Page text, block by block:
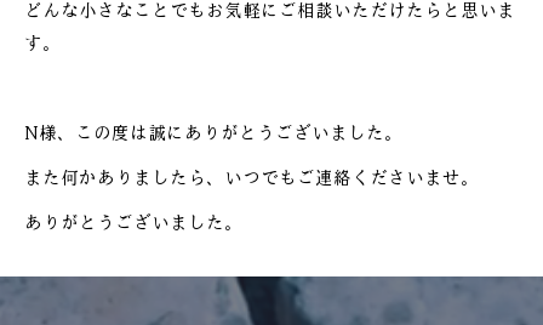
どんな小さなことでもお気軽にご相談いただけたらと思いま
す。
N様、この度は誠にありがとうございました。
また何かありましたら、いつでもご連絡くださいませ。
ありがとうございました。